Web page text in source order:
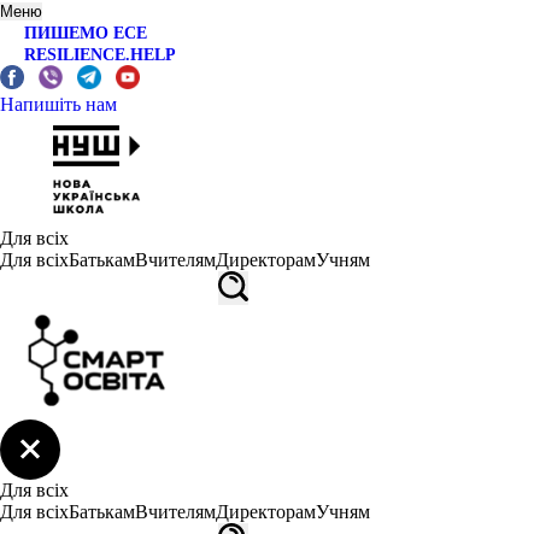
Меню
ПИШЕМО ЕСЕ
RESILIENCE.HELP
Напишіть нам
Для всіх
Для всіхБатькамВчителямДиректорамУчням
Для всіх
Для всіхБатькамВчителямДиректорамУчням